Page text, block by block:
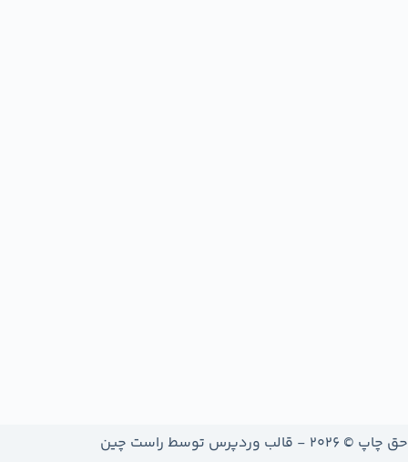
حق چاپ © 2026 - قالب وردپرس توسط راست چین